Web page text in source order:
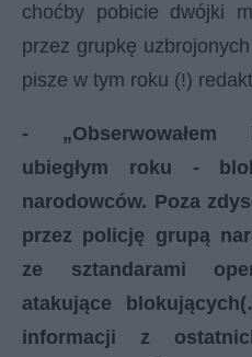
choćby pobicie dwójki
przez grupkę
pisze w tym roku (!)
- „Obserwowałem
ubiegłym roku -
narodowców. Poza
przez policję grupą
ze sztandarami
atakujące
informacji z